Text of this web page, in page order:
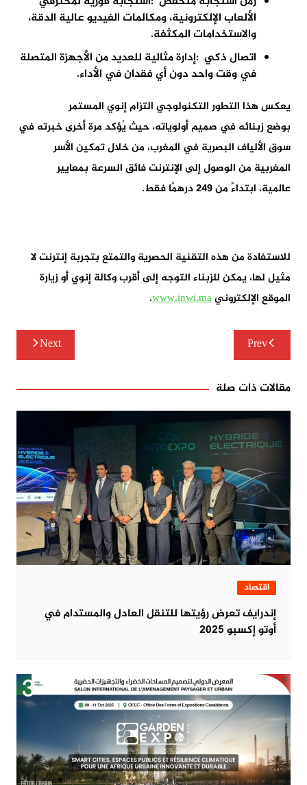
الألعاب الإلكترونية، ومكالمات الفيديو عالية الدقة،
والاستخدامات المكثفة.
اتصال ذكي :إدارة مثالية للعديد من الأجهزة المتصلة
في وقت واحد دون أي فقدان في الأداء.
يعكس هذا التطور التكنولوجي التزام إنويالمستمر
بوضعزبنائه في صميم أولوياته، حيث يُؤكد مرة أخرىخبرته في
سوق الألياف البصرية في المغرب، من خلال تمكين الأسر
المغربية من الوصول إلى الإنترنت فائق السرعة بمعايير
عالمية، ابتداءً من 249 درهمًا فقط .
للاستفادة من هذه التقنية الحصرية والتمتع بتجربة إنترنت لا
مثيل لها، يمكن للزبناء التوجه إلىأقرب وكالة إنويأو زيارة
الموقع الإلكترونيwww.inwi.ma
.
تصفّحPrev
Next
مقالات ذات صلة
اقتصاد
‏إندرايف تعرض رؤيتها للتنقل العادل والمستدام في
أوتو إكسبو 2025